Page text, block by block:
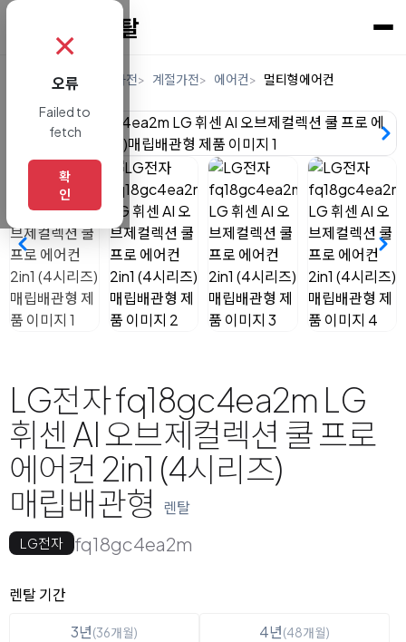
렌탈 디지털/가전 계절가전 에어컨 멀티형에어컨
LG전자 fq18gc4ea2m LG
휘센 AI 오브제컬렉션 쿨 프로
에어컨 2in1 (4시리즈)
매립배관형
렌탈
LG전자 fq18gc4ea2m
옵션 선택
렌탈 선택
렌탈 기간
3년(36개월) 4년(48개월)
✗
오류
Failed to
fetch
확
인